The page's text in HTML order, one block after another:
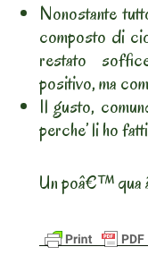
Nonostante
composto di
restato
positivo, ma
Il gusto,
perche’ li ho
Un poâ€™ qua